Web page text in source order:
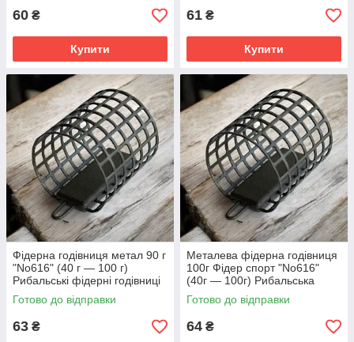
60 ₴
Купити
61 ₴
Купити
Фідерна годівниця метал 90 г
"No616" (40 г — 100 г)
Рибальські фідерні годівниці
Готово до відправки
63 ₴
Металева фідерна годівниця
100г Фідер спорт "No616"
(40г — 100г) Рибальська
годівниця для течії
Готово до відправки
64 ₴